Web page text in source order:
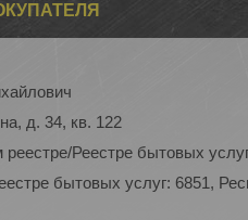
д. 34, кв. 122
реестре/Реестре бытовых
бытовых услуг: 6851,